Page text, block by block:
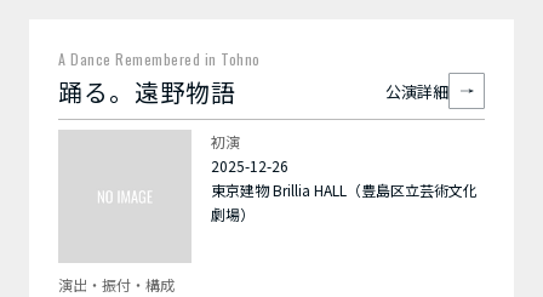
A Dance Remembered in Tohno
踊る。遠野物語 公演詳細
初演
2025-12-26
東京建物 Brillia HALL（豊島区立芸術文化
劇場）
演出・振付・構成